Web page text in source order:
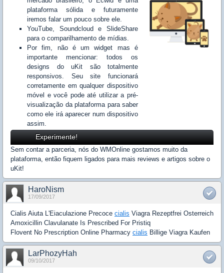
plataforma sólida e futuramente
iremos falar um pouco sobre ele.
YouTube, Soundcloud e SlideShare
para o comparilhamento de mídias.
Por fim, não é um widget mas é
importante mencionar: todos os
designs do uKit são totalmente
responsivos. Seu site funcionará
corretamente em qualquer dispositivo
móvel e você pode até utilizar a pré-
visualização da plataforma para saber
como ele irá aparecer num dispositivo
assim.
Experimente!
Sem contar a parceria, nós do WMOnline gostamos muito da
plataforma, então fiquem ligados para mais reviews e artigos sobre o
uKit!
HaroNism
17/09/2017
Cialis Aiuta L'Eiaculazione Precoce cialis Viagra Rezeptfrei Osterreich
Amoxicillin Clavulanate Is Prescribed For Pristiq
Flovent No Prescription Online Pharmacy cialis Billige Viagra Kaufen
LarPhozyHah
09/10/2017